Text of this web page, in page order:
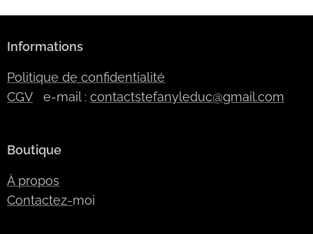
Informations
Politique de confidentialité
CGV e-mail : contactstefanyleduc@gmail.com
Boutique
À propos
Contactez-moi